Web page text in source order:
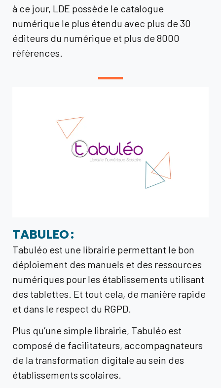
à ce jour, LDE possède le catalogue
numérique le plus étendu avec plus de 30
éditeurs du numérique et plus de 8000
références.
TABULEO :
Tabuléo est une librairie permettant le bon
déploiement des manuels et des ressources
numériques pour les établissements utilisant
des tablettes. Et tout cela, de manière rapide
et dans le respect du RGPD.
Plus qu’une simple librairie, Tabuléo est
composé de facilitateurs, accompagnateurs
de la transformation digitale au sein des
établissements scolaires.